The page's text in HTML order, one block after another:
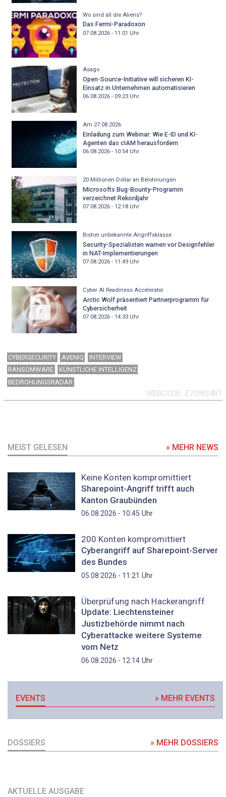
Wo sind all die Aliens?
Das Fermi-Paradoxon
07.08.2026 - 11:01 Uhr
Asago
Open-Source-Initiative will sicheren KI-
Einsatz in Unternehmen automatisieren
06.08.2026 - 09:23Uhr
Am 27.08.2026
Einladung zum Webinar: Wie E-ID und KI-
Agenten das cIAM herausfordern
06.08.2026 - 10:54Uhr
20 Millionen Dollar an Belohnungen
Microsofts Bug-Bounty-Programm
verzeichnet Rekordjahr
07.08.2026 - 12:18Uhr
Bisher unbekannte Angriffsklasse
Security-Spezialisten warnen vor Designfehler
in NAT-Implementierungen
07.08.2026 - 11:49Uhr
Cyber AI Readiness Accelerator
Arctic Wolf präsentiert Partnerprogramm für
Cybersicherheit
07.08.2026 - 14:33Uhr
CYBERSECURITY AVENIQ
INTERVIEW
RANSOMWARE
KÜNSTLICHE INTELLIGENZ
BEDROHUNGSRADAR
WEBCODE Z7OWS4BT
MEIST GELESEN » MEHR NEWS
Keine Konten kompromittiert
Sharepoint-Angriff trifft auch
Kanton Graubünden
06.08.2026 - 10:45 Uhr
200 Konten kompromittiert
Cyberangriff auf Sharepoint-Server
des Bundes
05.08.2026 - 11:21 Uhr
Überprüfung nach Hackerangriff
Update: Liechtensteiner
Justizbehörde nimmt nach
Cyberattacke weitere Systeme
vom Netz
06.08.2026 - 12:14Uhr
EVENTS » MEHR EVENTS
DOSSIERS » MEHR DOSSIERS
AKTUELLE AUSGABE